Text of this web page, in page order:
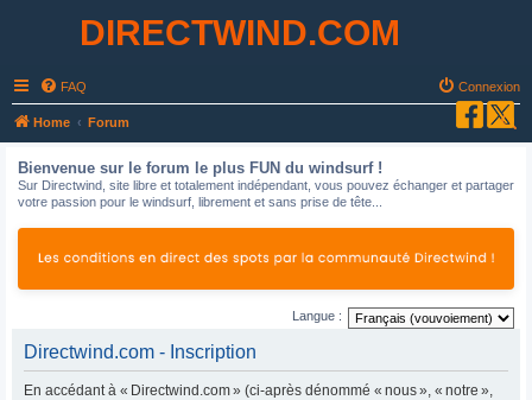
DIRECTWIND.COM
FAQ Connexion
Home Forum
Bienvenue sur le forum le plus FUN du windsurf !
Sur Directwind, site libre et totalement indépendant, vous pouvez échanger et partager
votre passion pour le windsurf, librement et sans prise de tête...
Langue :
Directwind.com - Inscription
En accédant à « Directwind.com » (ci-après dénommé « nous », « notre »,